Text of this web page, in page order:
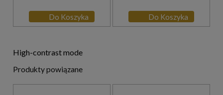
Do Koszyka Do Koszyka
High-contrast mode
Produkty powiązane